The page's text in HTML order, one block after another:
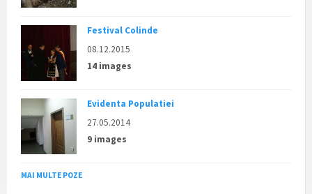
Festival Colinde
08.12.2015
14 images
Evidenta Populatiei
27.05.2014
9 images
MAI MULTE POZE